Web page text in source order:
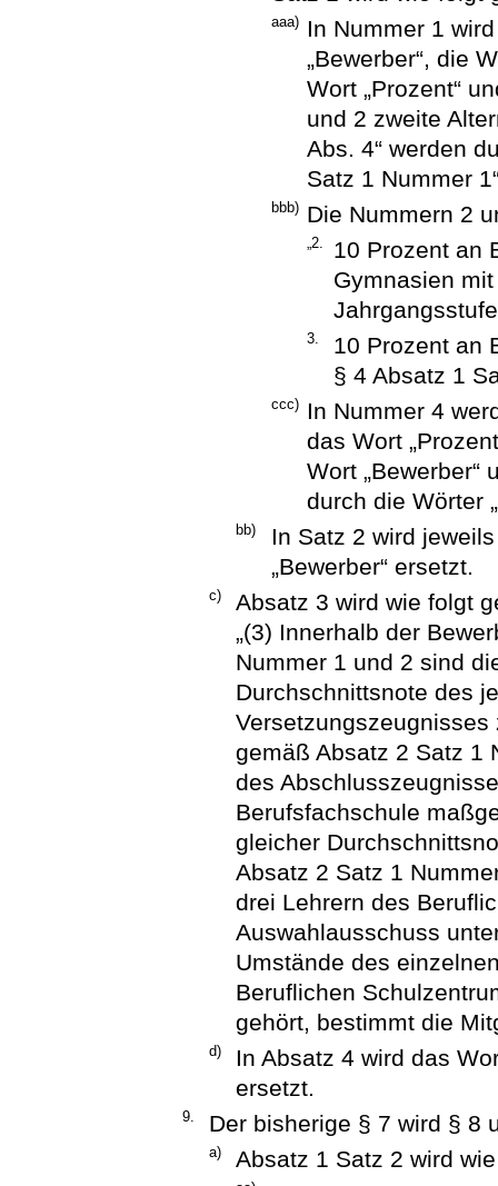
aaa) In Nummer 1
„Bewerber“, die
Wort „Prozent“
und 2 zweite
Abs. 4“ werden
Satz 1 Nummer
bbb) Die Nummern 2
„2.
10 Prozent an
Gymnasien
3.
10 Prozent an
§ 4 Absatz 1
ccc) In Nummer 4
das Wort
Wort „Bewerber“
durch die Wörter
bb)
In Satz 2 wird
„Bewerber“ ersetzt.
c)
Absatz 3 wird wie folgt
„(3) Innerhalb der
Nummer 1 und 2 sind
Durchschnittsnote des
gemäß Absatz 2 Satz 1
des
Berufsfachschule
gleicher
Absatz 2 Satz 1
drei Lehrern des
Auswahlausschuss
Umstände des
Beruflichen
gehört, bestimmt die
d)
In Absatz 4 wird das
ersetzt.
9. Der bisherige § 7 wird § 8
a) Absatz 1 Satz 2 wird